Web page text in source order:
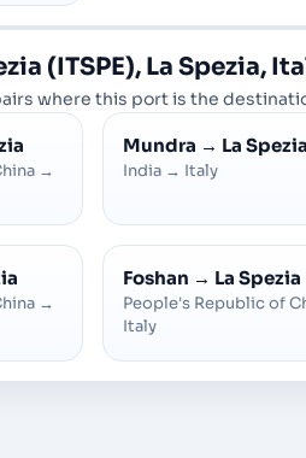
(ITSPE), La Spezia,
where this port is the
→
Mundra → La
India → Italy
→
Foshan → La Spezia
People's Republic of
Italy